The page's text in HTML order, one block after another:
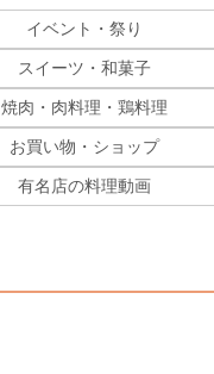
イベント・祭り
スイーツ・和菓子
焼肉・肉料理・鶏料理
お買い物・ショップ
有名店の料理動画